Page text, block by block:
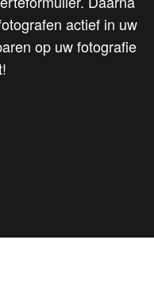
actief in uw
op uw fotografie